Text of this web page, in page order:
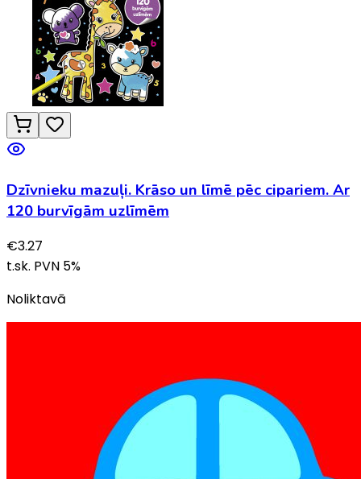
Dzīvnieku mazuļi. Krāso un līmē pēc cipariem. Ar
120 burvīgām uzlīmēm
€3.27
t.sk. PVN 5%
Noliktavā